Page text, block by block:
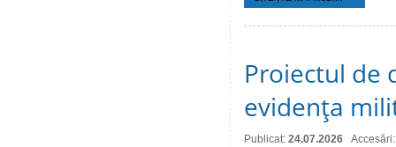
Proiectul de
evidenţa
Publicat: 24.07.2026